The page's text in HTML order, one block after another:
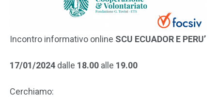
Incontro informativo online SCU ECUADOR E PERU’
17/01/2024 dalle 18.00 alle 19.00
Cerchiamo: